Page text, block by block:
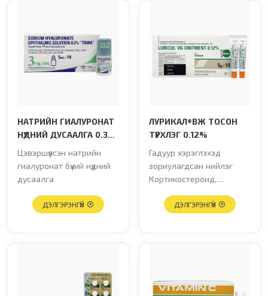
НАТРИЙН ГИАЛУРОНАТ
НҮДНИЙ ДУСААЛГА 0.3%
"TOWA"
Цэвэршүүлсэн натрийн
гиалуронат бүхий нүдний
дусаалга
ДЭЛГЭРЭНГҮЙ
ЛУРИКАЛ®ВЖ ТОСОН
ТҮРХЛЭГ 0.12%
Гадуур хэрэглэхэд
зориулагдсан нийлэг
Кортикостероид,
бэлдмэлДЭЛГЭРЭНГҮЙ